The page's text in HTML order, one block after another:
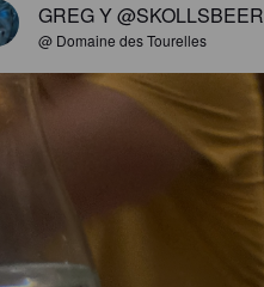
GREG Y @SKOLLSBEER
@ Domaine des Tourelles